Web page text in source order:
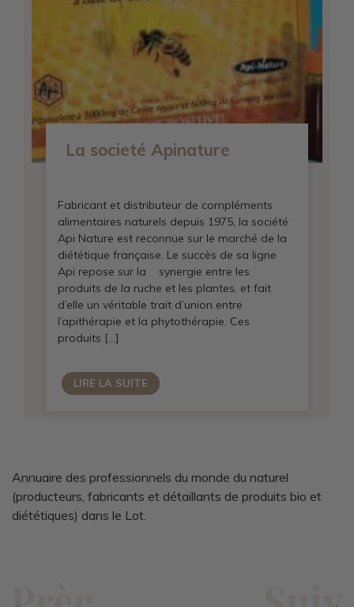
La societé Apinature
Fabricant et distributeur de compléments
alimentaires naturels depuis 1975, la société
Api Nature est reconnue sur le marché de la
diététique française. Le succès de sa ligne
Api repose sur la synergie entre les
produits de la ruche et les plantes, et fait
d’elle un véritable trait d’union entre
l’apithérapie et la phytothérapie. Ces
produits […]
LIRE LA SUITE
Annuaire des professionnels du monde du naturel
(producteurs, fabricants et détaillants de produits bio et
diététiques) dans le Lot.